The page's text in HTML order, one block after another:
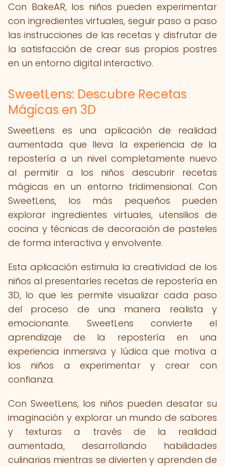
Con BakeAR, los niños pueden experimentar
con ingredientes virtuales, seguir paso a paso
las instrucciones de las recetas y disfrutar de
la satisfacción de crear sus propios postres
en un entorno digital interactivo.
SweetLens: Descubre Recetas
Mágicas en 3D
SweetLens es una aplicación de realidad
aumentada que lleva la experiencia de la
repostería a un nivel completamente nuevo
al permitir a los niños descubrir recetas
mágicas en un entorno tridimensional. Con
SweetLens, los más pequeños pueden
explorar ingredientes virtuales, utensilios de
cocina y técnicas de decoración de pasteles
de forma interactiva y envolvente.
Esta aplicación estimula la creatividad de los
niños al presentarles recetas de repostería en
3D, lo que les permite visualizar cada paso
del proceso de una manera realista y
emocionante. SweetLens convierte el
aprendizaje de la repostería en una
experiencia inmersiva y lúdica que motiva a
los niños a experimentar y crear con
confianza.
Con SweetLens, los niños pueden desatar su
imaginación y explorar un mundo de sabores
y texturas a través de la realidad
aumentada, desarrollando habilidades
culinarias mientras se divierten y aprenden de